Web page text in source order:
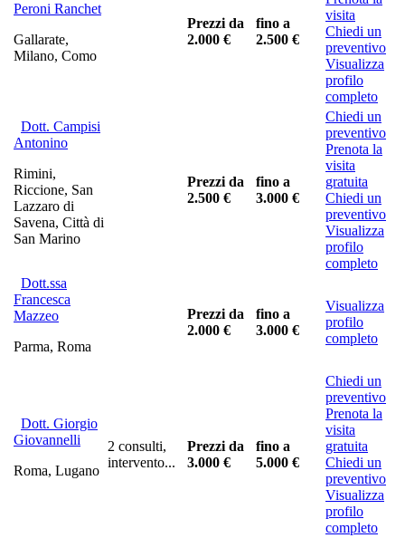
Peroni Ranchet
Gallarate,
Milano, Como
Prezzi da
2.000 €
fino a
2.500 €
visita
Chiedi un
preventivo
Visualizza
profilo
completo
Dott. Campisi
Antonino
Rimini,
Riccione, San
Lazzaro di
Savena, Città di
San Marino
Prezzi da
2.500 €
fino a
3.000 €
Chiedi un
preventivo
Prenota la
visita
gratuita
Chiedi un
preventivo
Visualizza
profilo
completo
Dott.ssa
Francesca
Mazzeo
Parma, Roma
Prezzi da
2.000 €
fino a
3.000 €
Visualizza
profilo
completo
Dott. Giorgio
Giovannelli
Roma, Lugano
2 consulti,
intervento...
Prezzi da
3.000 €
fino a
5.000 €
Chiedi un
preventivo
Prenota la
visita
gratuita
Chiedi un
preventivo
Visualizza
profilo
completo